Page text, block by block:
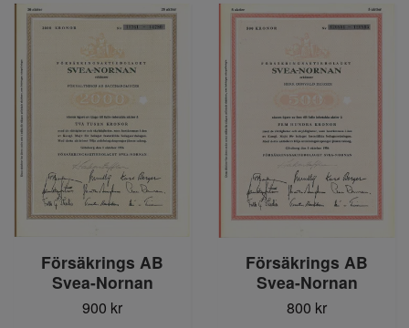
Försäkrings AB
Svea-Nornan
900 kr
Försäkrings AB
Svea-Nornan
800 kr